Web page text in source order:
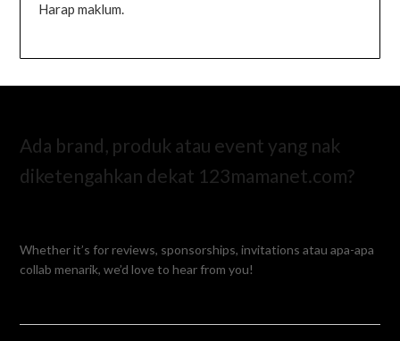
Harap maklum.
Ada brand, produk atau event yang nak
diketengahkan dekat 123mamanet.com?
Whether it’s for reviews, sponsorships, invitations atau apa-apa
collab menarik, we’d love to hear from you!